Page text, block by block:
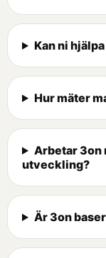
Kan ni
Hur mäter
Arbetar 3on
utveckling?
Är 3on